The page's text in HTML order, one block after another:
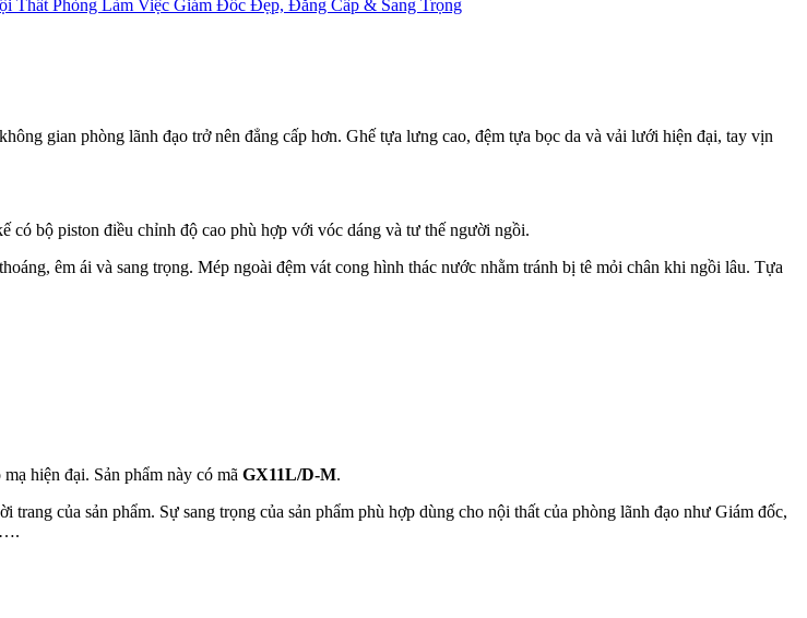
Thất Phòng Làm Việc Giám Đốc Đẹp, Đẳng Cấp & Sang Trọng
gian phòng lãnh đạo trở nên đẳng cấp hơn. Ghế tựa lưng cao, đệm tựa bọc da và vải lưới hiện đại, tay vịn
có bộ piston điều chỉnh độ cao phù hợp với vóc dáng và tư thế người ngồi.
êm ái và sang trọng. Mép ngoài đệm vát cong hình thác nước nhằm tránh bị tê mỏi chân khi ngồi lâu. Tựa
hiện đại. Sản phẩm này có mã GX11L/D-M.
của sản phẩm. Sự sang trọng của sản phẩm phù hợp dùng cho nội thất của phòng lãnh đạo như Giám đốc,